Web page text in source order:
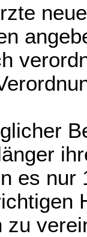
es nur
zu